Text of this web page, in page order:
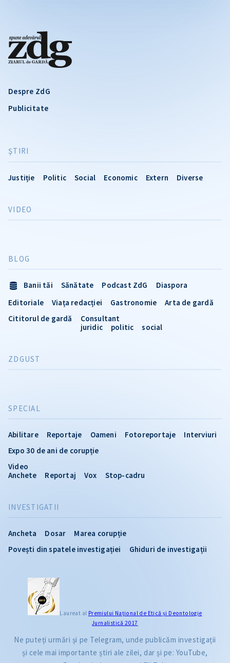
Despre ZdG
Publicitate
ŞTIRI
Justiție Politic Social Economic Extern Diverse
INVESTIGATII
Ancheta Dosar
Marea corupție
Povești din spatele investigației
Ghiduri de investigații
VIDEO
SPECIAL
Abilitare Reportaje Oameni Fotoreportaje
Interviuri
Expo 30 de ani de corupție
Video
Anchete
Reportaj Vox Stop-cadru
BLOG
Banii tăi Sănătate Podcast ZdG
Diaspora
Editoriale
Viața redacției Gastronomie
Arta de gardă
Cititorul de gardă
Consultant
juridic
politic social
ZDGUST
Laureat al Premiului Naţional de Etică și Deontologie
Jurnalistică 2017
Ne puteți urmări și pe Telegram, unde publicăm investigații
și cele mai importante știri ale zilei, dar și pe: YouTube,